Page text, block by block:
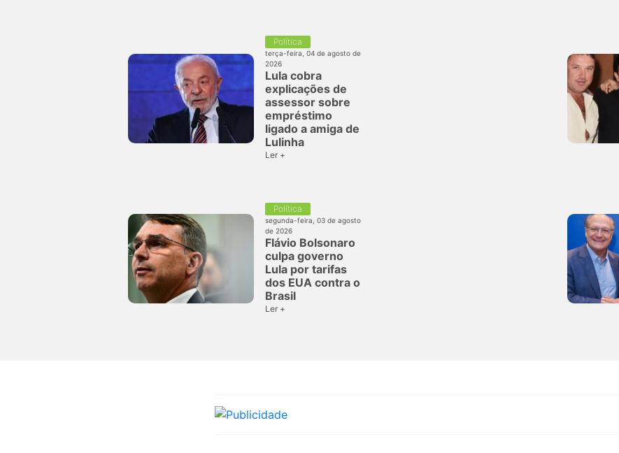
Política
terça-feira, 04 de agosto de
2026
Lula cobra
explicações de
assessor sobre
empréstimo
ligado a amiga de
Lulinha
Ler +
Política
segunda-feira, 03 de agosto
de 2026
Flávio Bolsonaro
culpa governo
Lula por tarifas
dos EUA contra o
Brasil
Ler +